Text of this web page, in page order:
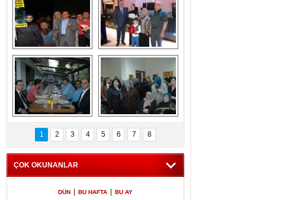
Gölbaşı GAZZE
İÇİN YÜRÜDÜ
Kaymakamlıktan
iftar yemeği
Kaymakamlıktan
iftar yemeği
NERGÜL
YILDIRIM SEÇİM
BÜROSUNU AÇTI
1 2 3 4 5 6 7 8
ÇOK OKUNANLAR
DÜN BU HAFTA BU AY